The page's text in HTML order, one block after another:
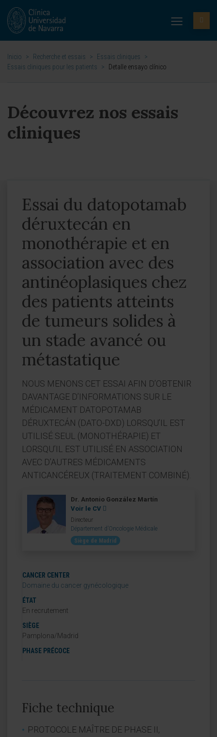
Inicio > Recherche et essais > Essais cliniques
>
Essais cliniques pour les patients
> Detalle ensayo clínico
Découvrez nos essais
cliniques
Essai du datopotamab
déruxtecán en
monothérapie et en
association avec des
antinéoplasiques chez
des patients atteints
de tumeurs solides à
un stade avancé ou
métastatique
NOUS MENONS CET ESSAI AFIN D’OBTENIR
DAVANTAGE D’INFORMATIONS SUR LE
MÉDICAMENT DATOPOTAMAB
DÉRUXTECÁN (DATO-DXD) LORSQU’IL EST
UTILISÉ SEUL (MONOTHÉRAPIE) ET
LORSQU’IL EST UTILISÉ EN ASSOCIATION
AVEC D’AUTRES MÉDICAMENTS
ANTICANCÉREUX (TRAITEMENT COMBINÉ).
Dr. Antonio González Martín
Voir le CV
Directeur
Département d’Oncologie Médicale
Siège de Madrid
CANCER CENTER
Domaine du cancer gynécologique
ÉTAT
En recrutement
SIÈGE
Pamplona/Madrid
PHASE PRÉCOCE
Fiche technique
PROTOCOLE MAÎTRE DE PHASE II,